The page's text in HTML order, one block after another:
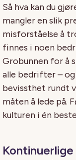
Så hva kan du
mangler en slik
misforståelse å
finnes i noen
Grobunnen for å
alle bedrifter – og
bevissthet rundt
måten å lede på.
kulturen i én